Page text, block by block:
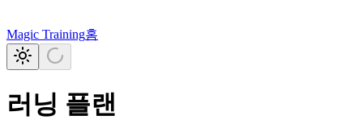
Magic Training홈
러닝 플랜